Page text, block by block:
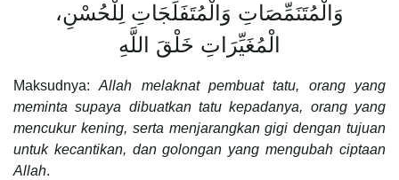
وَالْمُتَنَمِّصَاتِ وَالْمُتَفَلِّجَاتِ لِلْحُسْنِ،
الْمُغَيِّرَاتِ خَلْقَ اللَّهِ
Maksudnya:Allah melaknat pembuat tatu, orang yang
meminta supaya dibuatkan tatu kepadanya, orang yang
mencukur kening, serta menjarangkan gigi dengan tujuan
untuk kecantikan, dan golongan yang mengubah ciptaan
Allah.